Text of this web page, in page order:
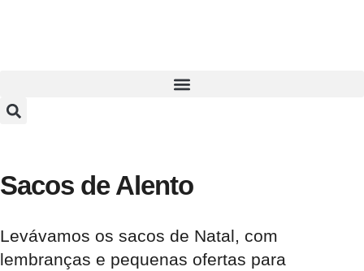
Sacos de Alento
Levávamos os sacos de Natal, com
lembranças e pequenas ofertas para